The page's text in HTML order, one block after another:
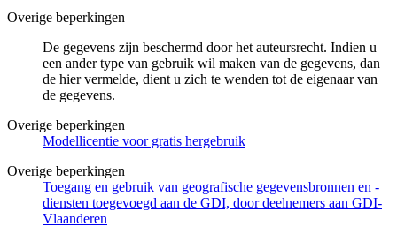
Overige beperkingen
De gegevens zijn beschermd door het auteursrecht. Indien u
een ander type van gebruik wil maken van de gegevens, dan
de hier vermelde, dient u zich te wenden tot de eigenaar van
de gegevens.
Overige beperkingen
Modellicentie voor gratis hergebruik
Overige beperkingen
Toegang en gebruik van geografische gegevensbronnen en -
diensten toegevoegd aan de GDI, door deelnemers aan GDI-
Vlaanderen